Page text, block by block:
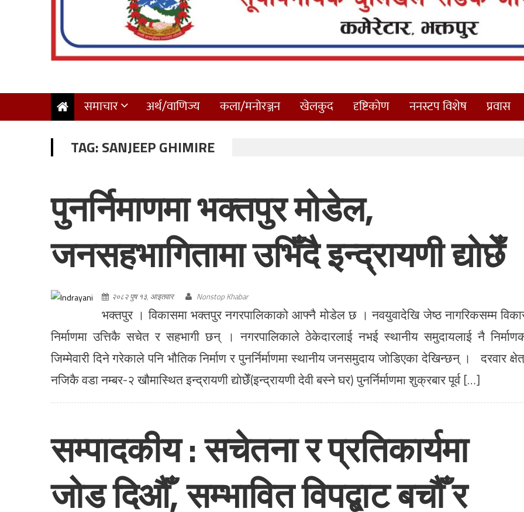
समाचार अर्थ/वाणिज्य कला/मनोरञ्जन खेलकुद दृष्टिकोण ननस्टप विशेष प्रवास
TAG:SANJEEP GHIMIRE
पुनर्निमाणमा भक्तपुर मोडेल,
जनसहभागितामा उभिँदै इन्द्रायणी द्याेछेँ
२०८२ पुष १३, आइतवार Nonstop Khabar
भक्तपुर । विकासमा भक्तपुर नगरपालिकाको आफ्नै मोडेल छ । नवयुवादेखि जेष्ठ नागरिकसम्म
निर्माणमा उत्तिकै सचेत र सहभागी छन् । नगरपालिकाले ठेकेदारलाई नभई स्थानीय समुदायलाई नै
जिम्मेवारी दिने गरेकाले पनि भौतिक निर्माण र पुनर्निर्माणमा स्थानीय जनसमुदाय जोडिएका देखिन्छन् । दरवार
नजिकै वडा नम्बर-२ खौमास्थित इन्द्रायणी द्याेछेँ(इन्द्रायणी देवी बस्ने घर) पुनर्निर्माणमा शुक्रबार पूर्व […]
सम्पादकीय : सचेतना र प्रतिकार्यमा
जोड दिऔँ, सम्भावित विपद्बाट बचौँ र